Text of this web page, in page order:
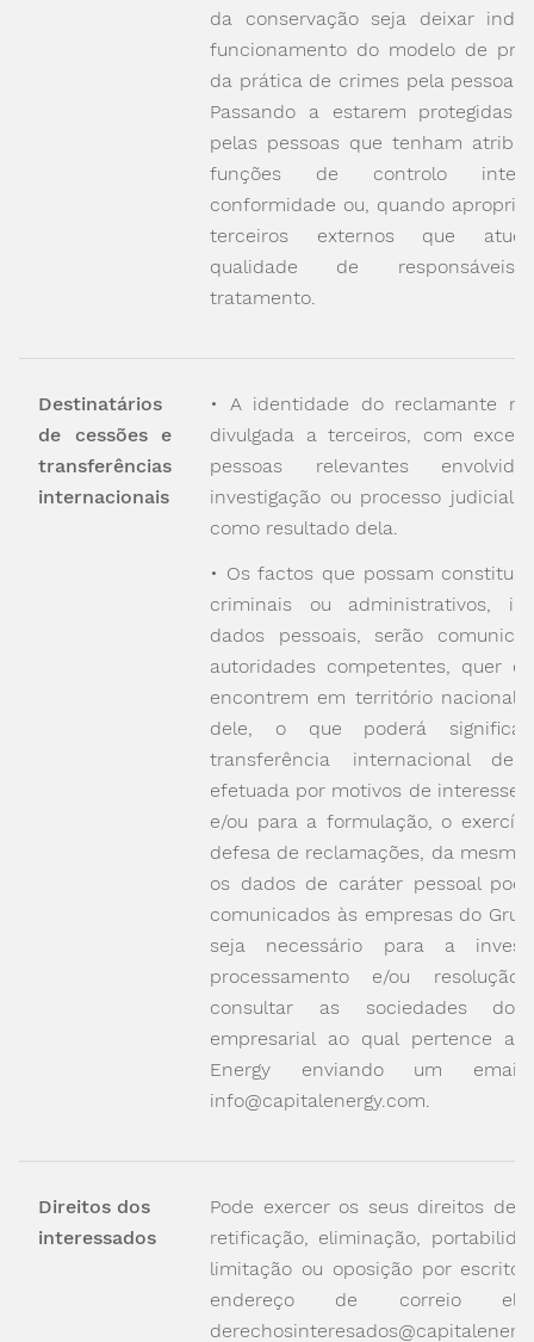
da conservação seja deixar
funcionamento do modelo de
da prática de crimes pela pessoa
Passando a estarem protegidas
pelas pessoas que tenham
funções de controlo
conformidade ou, quando
terceiros externos que
qualidade de
tratamento.
Destinatários
de cessões e
transferências
internacionais
• A identidade do reclamante
divulgada a terceiros, com
pessoas relevantes
investigação ou processo judicial
como resultado dela.
• Os factos que possam constituir
criminais ou administrativos,
dados pessoais, serão
autoridades competentes, quer
encontrem em território nacional
dele, o que poderá
transferência internacional de
efetuada por motivos de interesse
e/ou para a formulação, o
defesa de reclamações, da mesma
os dados de caráter pessoal
comunicados às empresas do
seja necessário para a
processamento e/ou
consultar as sociedades do
empresarial ao qual pertence a
Energy enviando um
info@capitalenergy.com.
Direitos dos
interessados
Pode exercer os seus direitos de
retificação, eliminação,
limitação ou oposição por escrito
endereço de correio